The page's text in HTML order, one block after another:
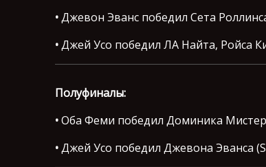
•Джевон Эванс победил Сета
•Джей Усо победил ЛА Найта, Ройса
Полуфиналы:
•Оба Феми победил Доминика
•Джей Усо победил Джевона Эванса